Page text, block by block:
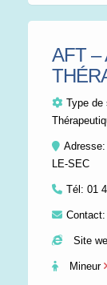
AFT –
Type de
LE-SEC
Tél: 01
Contact:
Site
Mineur